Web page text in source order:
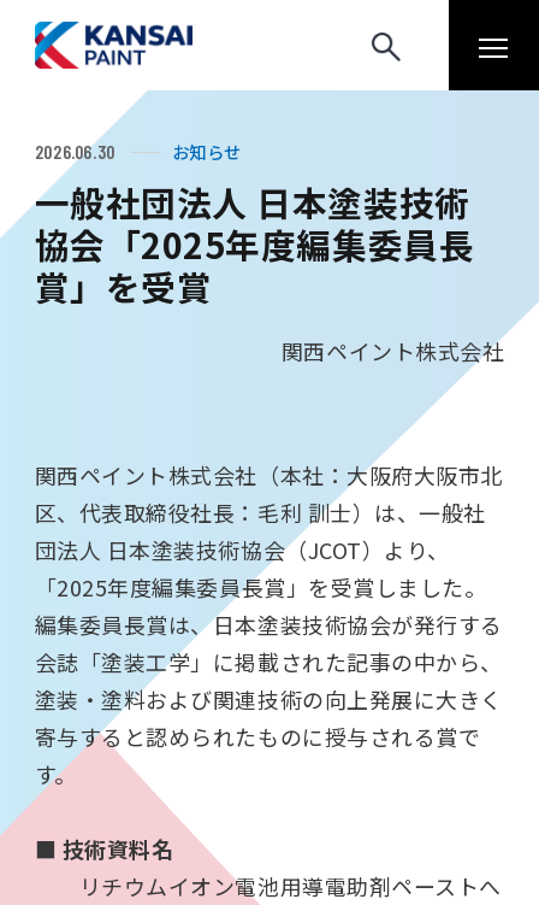
2026.06.30 お知らせ
一般社団法人 日本塗装技術
協会「2025年度編集委員長
賞」を受賞
関西ペイント株式会社
関西ペイント株式会社（本社：大阪府大阪市北
区、代表取締役社長：毛利 訓士）は、一般社
団法人 日本塗装技術協会（JCOT）より、
「2025年度編集委員長賞」を受賞しました。
編集委員長賞は、日本塗装技術協会が発行する
会誌「塗装工学」に掲載された記事の中から、
塗装・塗料および関連技術の向上発展に大きく
寄与すると認められたものに授与される賞で
す。
■ 技術資料名
リチウムイオン電池用導電助剤ペーストへ